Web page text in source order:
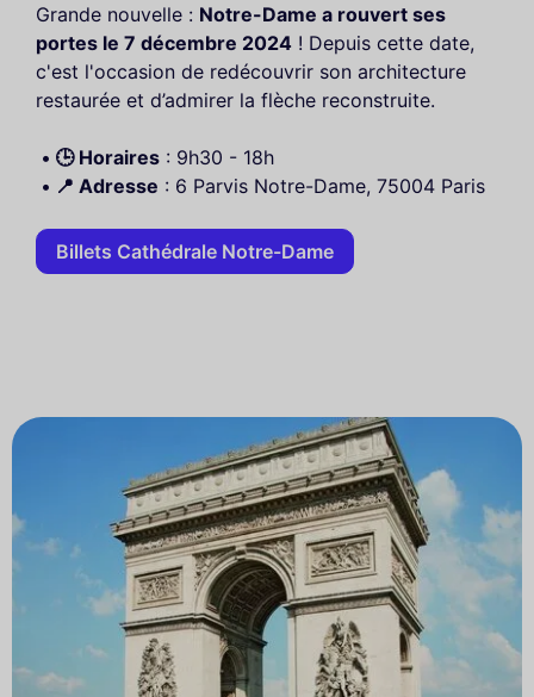
Grande nouvelle : Notre-Dame a rouvert ses
portes le 7 décembre 2024 ! Depuis cette date,
c'est l'occasion de redécouvrir son architecture
restaurée et d’admirer la flèche reconstruite.
🕒 Horaires : 9h30 - 18h
📍 Adresse : 6 Parvis Notre-Dame, 75004 Paris
Billets Cathédrale Notre-Dame